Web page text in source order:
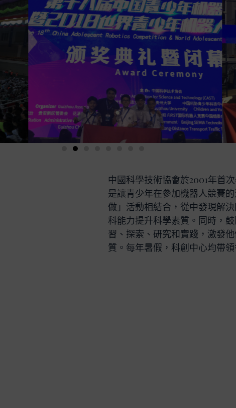
中國科學技術協會於2001年首
是讓青少年在參加機器人競賽
做」活動相結合，從中發現解
科能力提升科學素質。同時，
習、探索、研究和實踐，激發
質。每年暑假，科創中心均帶